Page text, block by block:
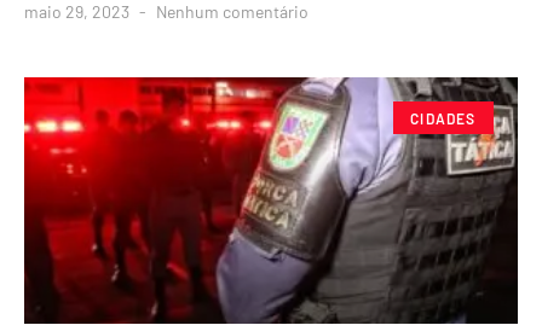
maio 29, 2023 Nenhum comentário
CIDADES